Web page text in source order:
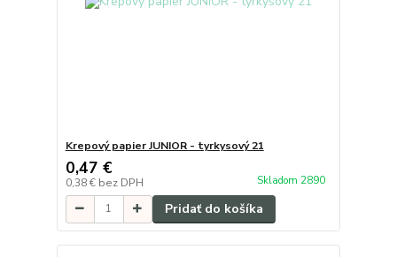
Krepový papier JUNIOR - tyrkysový 21
0,47 €
0,38 € bez DPH Skladom 2890
Pridať do košíka